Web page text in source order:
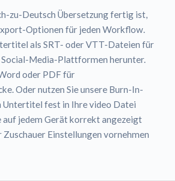
zu-Deutsch Übersetzung fertig ist,
Optionen für jeden Workflow.
als SRT- oder VTT-Dateien für
Social-Media-Plattformen herunter.
oder PDF für
Oder nutzen Sie unsere Burn-In-
Untertitel fest in Ihre video Datei
auf jedem Gerät korrekt angezeigt
Zuschauer Einstellungen vornehmen